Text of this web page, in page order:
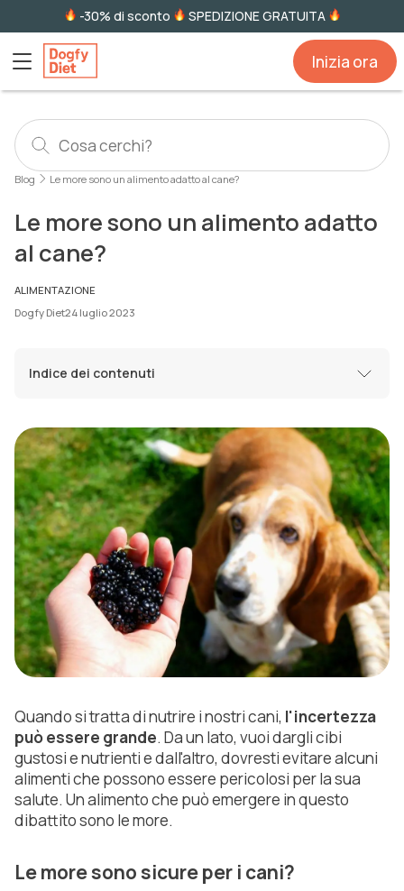
-30% di sconto SPEDIZIONE GRATUITA
Inizia ora
Blog Le more sono un alimento adatto al cane?
Le more sono un alimento adatto
al cane?
ALIMENTAZIONE
Dogfy Diet24 luglio 2023
Indice dei contenuti
Quando si tratta di nutrire i nostri cani, l'incertezza
può essere grande. Da un lato, vuoi dargli cibi
gustosi e nutrienti e dall'altro, dovresti evitare alcuni
alimenti che possono essere pericolosi per la sua
salute. Un alimento che può emergere in questo
dibattito sono le more.
Le more sono sicure per i cani?